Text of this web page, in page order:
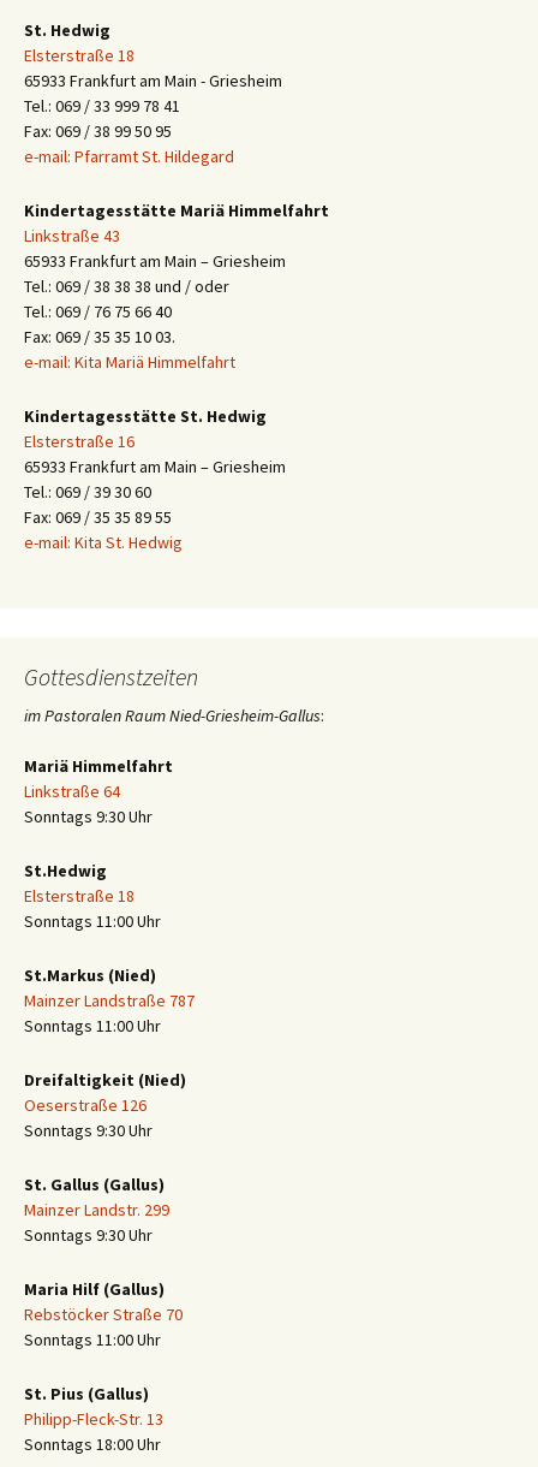
St. Hedwig
Elsterstraße 18
65933 Frankfurt am Main - Griesheim
Tel.: 069 / 33 999 78 41
Fax: 069 / 38 99 50 95
e-mail: Pfarramt St. Hildegard
Kindertagesstätte Mariä Himmelfahrt
Linkstraße 43
65933 Frankfurt am Main – Griesheim
Tel.: 069 / 38 38 38 und / oder
Tel.: 069 / 76 75 66 40
Fax: 069 / 35 35 10 03.
e-mail: Kita Mariä Himmelfahrt
Kindertagesstätte St. Hedwig
Elsterstraße 16
65933 Frankfurt am Main – Griesheim
Tel.: 069 / 39 30 60
Fax: 069 / 35 35 89 55
e-mail: Kita St. Hedwig
Gottesdienstzeiten
im Pastoralen Raum Nied-Griesheim-Gallus:
Mariä Himmelfahrt
Linkstraße 64
Sonntags 9:30 Uhr
St.Hedwig
Elsterstraße 18
Sonntags 11:00 Uhr
St.Markus (Nied)
Mainzer Landstraße 787
Sonntags 11:00 Uhr
Dreifaltigkeit (Nied)
Oeserstraße 126
Sonntags 9:30 Uhr
St. Gallus (Gallus)
Mainzer Landstr. 299
Sonntags 9:30 Uhr
Maria Hilf (Gallus)
Rebstöcker Straße 70
Sonntags 11:00 Uhr
St. Pius (Gallus)
Philipp-Fleck-Str. 13
Sonntags 18:00 Uhr